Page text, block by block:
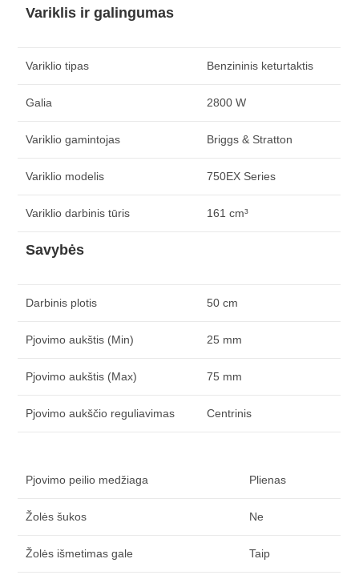
Variklis ir galingumas
Variklio tipas Benzininis keturtaktis
Galia 2800 W
Variklio gamintojas Briggs & Stratton
Variklio modelis 750EX Series
Variklio darbinis tūris 161 cm³
Savybės
Darbinis plotis 50 cm
Pjovimo aukštis (Min) 25 mm
Pjovimo aukštis (Max) 75 mm
Pjovimo aukščio reguliavimas Centrinis
Pjovimo peilio medžiaga Plienas
Žolės šukos Ne
Žolės išmetimas gale Taip